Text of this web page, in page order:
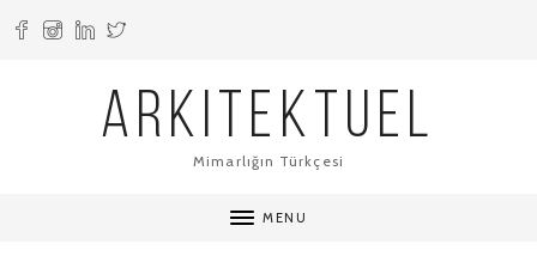
ARKITEKTUEL
Mimarlığın Türkçesi
MENU